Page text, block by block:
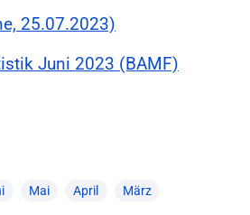
25.07.2023)
Juni 2023 (BAMF)
Mai April März